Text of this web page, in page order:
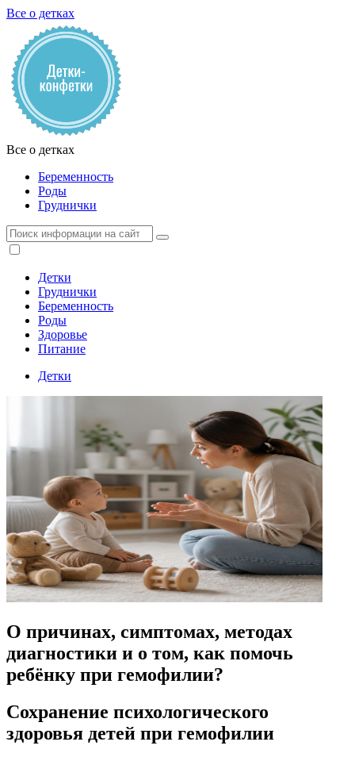
Все о детках
Все о детках
Беременность
Роды
Груднички
Детки
Груднички
Беременность
Роды
Здоровье
Питание
Детки
О причинах, симптомах, методах
диагностики и о том, как помочь
ребёнку при гемофилии?
Сохранение психологического
здоровья детей при гемофилии